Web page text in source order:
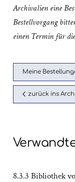
Archivalien eine
Bestellvorgang
einen Termin für
Meine
zurück ins
8.3.3 Bibliothek